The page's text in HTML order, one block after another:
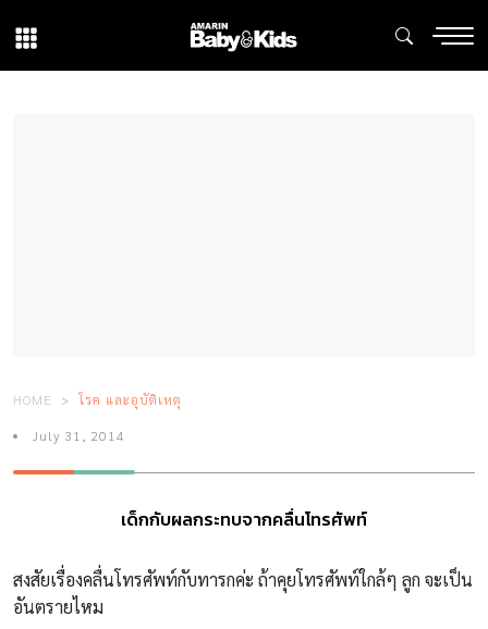
HOME โรค และอุบัติเหตุ
July 31, 2014
เด็กกับผลกระทบจากคลื่นโทรศัพท์
สงสัยเรื่องคลื่นโทรศัพท์กับทารกค่ะ ถ้าคุยโทรศัพท์ใกล้ๆ ลูก จะเป็น
อันตรายไหม